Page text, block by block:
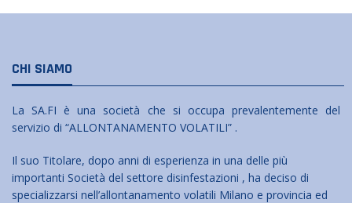
CHI SIAMO
La SA.FI è una società che si occupa prevalentemente del
servizio di “ALLONTANAMENTO VOLATILI” .
Il suo Titolare, dopo anni di esperienza in una delle più
importanti Società del settore disinfestazioni , ha deciso di
specializzarsi nell’allontanamento volatili Milano e provincia ed